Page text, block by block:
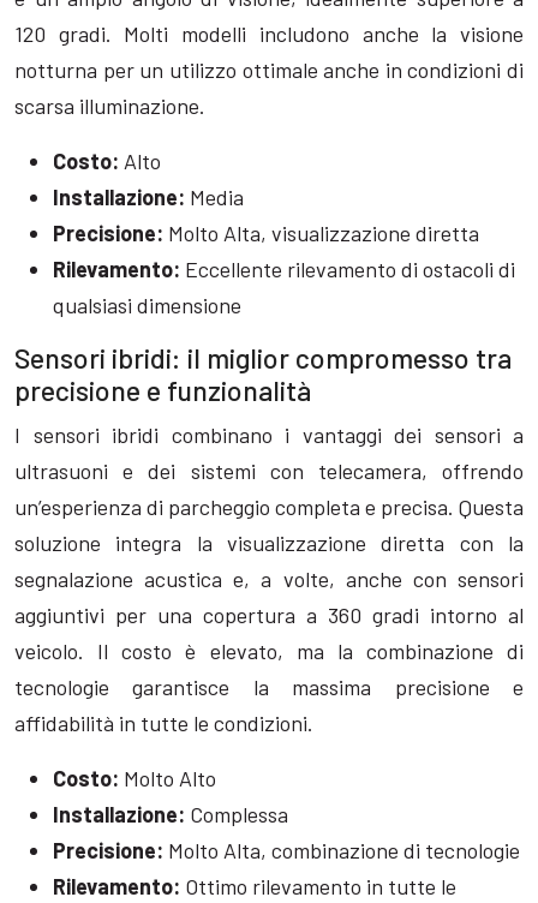
120 gradi. Molti modelli includono anche la visione
notturna per un utilizzo ottimale anche in condizioni di
scarsa illuminazione.
Costo: Alto
Installazione: Media
Precisione: Molto Alta, visualizzazione diretta
Rilevamento: Eccellente rilevamento di ostacoli di
qualsiasi dimensione
Sensori ibridi: il miglior compromesso tra
precisione e funzionalità
I sensori ibridi combinano i vantaggi dei sensori a
ultrasuoni e dei sistemi con telecamera, offrendo
un’esperienza di parcheggio completa e precisa. Questa
soluzione integra la visualizzazione diretta con la
segnalazione acustica e, a volte, anche con sensori
aggiuntivi per una copertura a 360 gradi intorno al
veicolo. Il costo è elevato, ma la combinazione di
tecnologie garantisce la massima precisione e
affidabilità in tutte le condizioni.
Costo: Molto Alto
Installazione: Complessa
Precisione: Molto Alta, combinazione di tecnologie
Rilevamento: Ottimo rilevamento in tutte le